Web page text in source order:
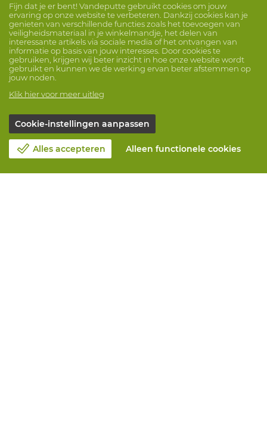
Fijn dat je er bent! Vandeputte gebruikt cookies om jouw
ervaring op onze website te verbeteren. Dankzij cookies kan je
genieten van verschillende functies zoals het toevoegen van
veiligheidsmateriaal in je winkelmandje, het delen van
interessante artikels via sociale media of het ontvangen van
informatie op basis van jouw interesses. Door cookies te
gebruiken, krijgen wij beter inzicht in hoe onze website wordt
gebruikt en kunnen we de werking ervan beter afstemmen op
jouw noden.
Klik hier voor meer uitleg
Cookie-instellingen aanpassen
Alles accepteren Alleen functionele cookies